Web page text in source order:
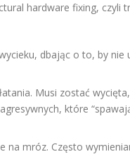
hardware fixing, czyli
dbając o to, by nie
Musi zostać
które
na mróz. Często